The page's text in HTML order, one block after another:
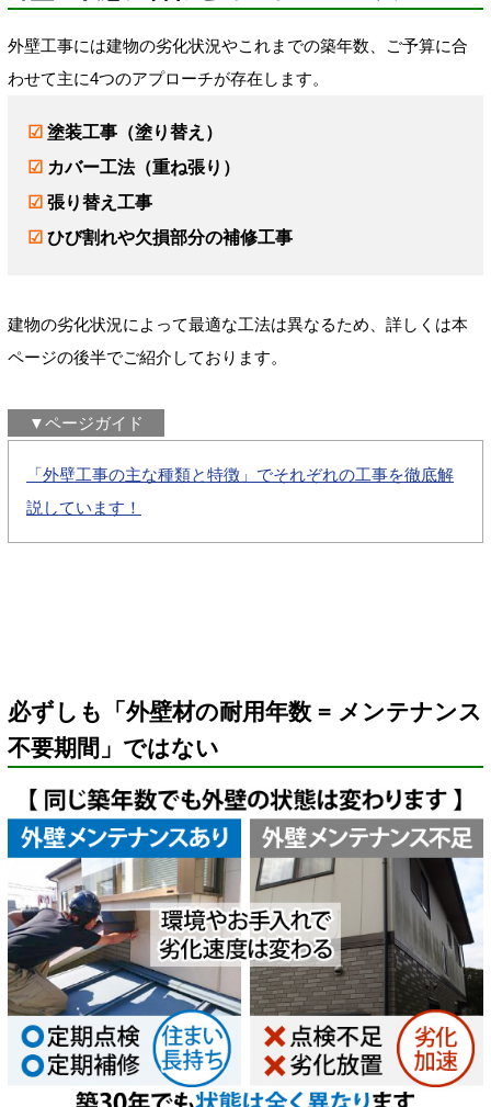
外壁工事には建物の劣化状況やこれまでの築年数、ご予算に合
わせて主に4つのアプローチが存在します。
☑ 塗装工事（塗り替え）
☑ カバー工法（重ね張り）
☑ 張り替え工事
☑ ひび割れや欠損部分の補修工事
建物の劣化状況によって最適な工法は異なるため、詳しくは本
ページの後半でご紹介しております。
▼ページガイド
「外壁工事の主な種類と特徴」でそれぞれの工事を徹底解
説しています！
必ずしも「外壁材の耐用年数 = メンテナンス
不要期間」ではない